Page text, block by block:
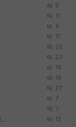
9
11
9
11
20
23
16
16
27
7
7
박사진학하기에 2억은 괜찮은 (?) 정도의 경제력인가요 12